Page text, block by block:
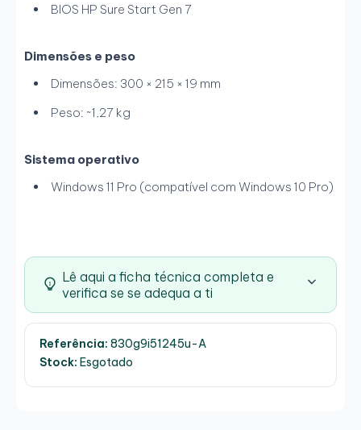
BIOS HP Sure Start Gen 7
Dimensões e peso
Dimensões: 300 × 215 × 19 mm
Peso: ~1,27 kg
Sistema operativo
Windows 11 Pro (compatível com Windows 10 Pro)
Lê aqui a ficha técnica completa e
verifica se se adequa a ti
Referência: 830g9i51245u-A
Stock: Esgotado